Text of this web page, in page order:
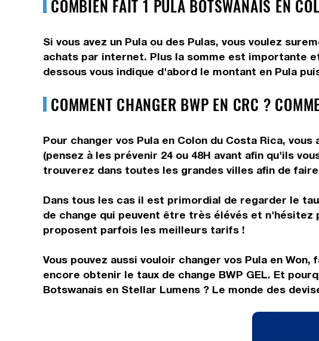
COMBIEN FAIT 1 PULA BOTSWANAIS EN
Si vous avez un Pula ou des Pulas, vous voulez
achats par internet. Plus la somme est importante
dessous vous indique d'abord le montant en Pula
COMMENT CHANGER BWP EN CRC ?
Pour changer vos Pula en Colon du Costa Rica,
(pensez à les prévenir 24 ou 48H avant afin qu'ils
trouverez dans toutes les grandes villes afin de
Dans tous les cas il est primordial de regarder le
de change qui peuvent être très élévés et
proposent parfois les meilleurs tarifs !
Vous pouvez aussi vouloir changer vos Pula en
encore obtenir le taux de change BWP GEL. Et
Botswanais en Stellar Lumens ? Le monde des